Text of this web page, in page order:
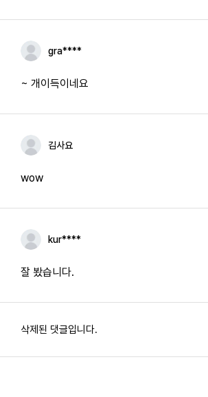
gra****
~ 개이득이네요
김사요
wow
kur****
잘 봤습니다.
삭제된 댓글입니다.